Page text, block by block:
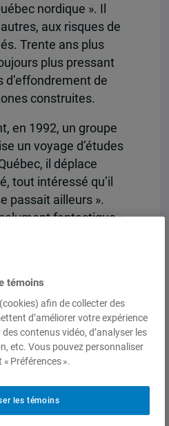
nordique ». Il
aux risques de
Trente ans plus
plus pressant
d’effondrement de
construites.
en 1992, un groupe
un voyage d’études
il déplace
tout intéressé qu’il
passait ailleurs ».
fantastique »
du Sud-Est ». Le
le plus en géographie
la géomatique, qui en
de terminer
au grand
témoins
afin de collecter des
d’améliorer votre expérience
contenus vidéo, d’analyser les
etc. Vous pouvez personnaliser
Préférences ».
les témoins